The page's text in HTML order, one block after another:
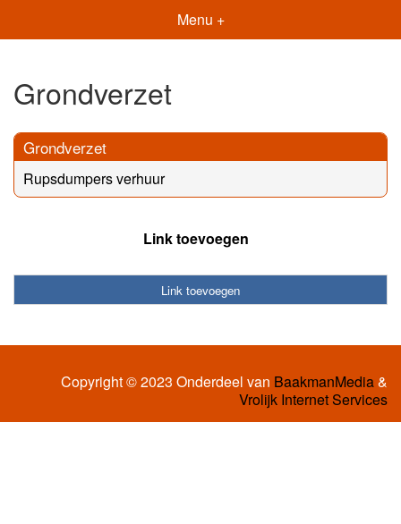
Menu +
Grondverzet
Grondverzet
Rupsdumpers verhuur
Link toevoegen
Link toevoegen
Copyright © 2023 Onderdeel van BaakmanMedia&
Vrolijk Internet Services